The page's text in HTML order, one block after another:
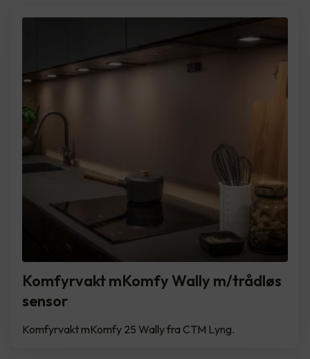
Komfyrvakt mKomfy Wally m/trådløs
sensor
Komfyrvakt mKomfy 25 Wally fra CTM Lyng.